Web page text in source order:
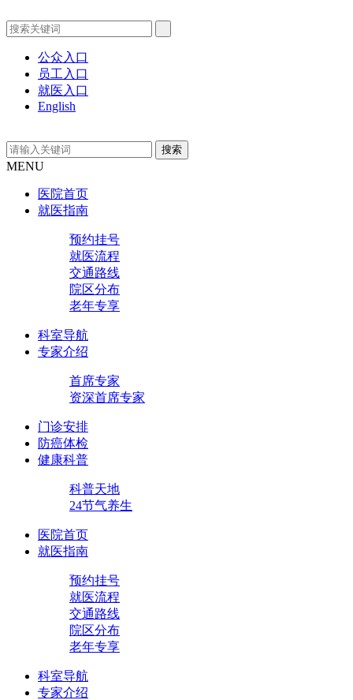
公众入口
员工入口
就医入口
English
MENU
医院首页
就医指南
预约挂号
就医流程
交通路线
院区分布
老年专享
科室导航
专家介绍
首席专家
资深首席专家
门诊安排
防癌体检
健康科普
科普天地
24节气养生
医院首页
就医指南
预约挂号
就医流程
交通路线
院区分布
老年专享
科室导航
专家介绍